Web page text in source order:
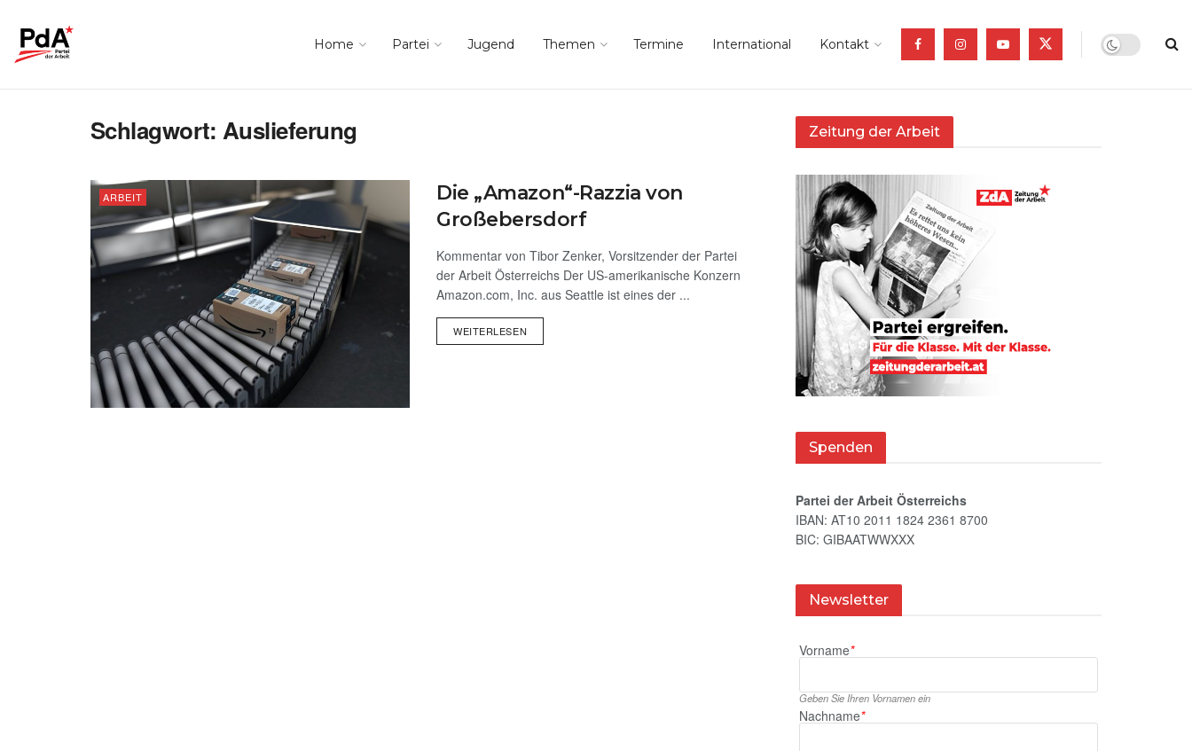
Home Partei Jugend Themen Termine International Kontakt
Schlagwort: Auslieferung
ARBEIT
Die „Amazon“-Razzia von
Großebersdorf
Kommentar von Tibor Zenker, Vorsitzender der Partei
der Arbeit Österreichs Der US-amerikanische Konzern
Amazon.com, Inc. aus Seattle ist eines der ...
WEITERLESEN
Zeitung der Arbeit
Spenden
Partei der Arbeit Österreichs
IBAN: AT10 2011 1824 2361 8700
BIC: GIBAATWWXXX
Newsletter
Vorname*
Geben Sie Ihren Vornamen ein
Nachname*